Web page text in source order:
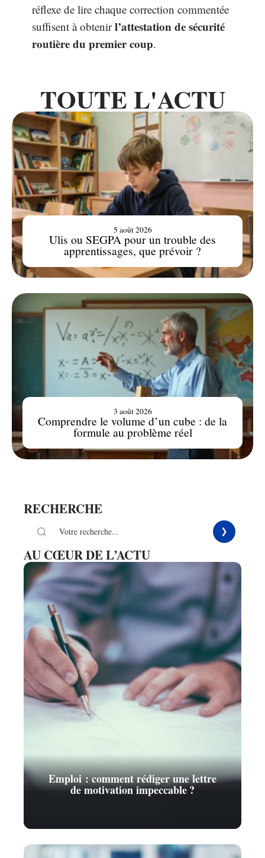
réflexe de lire chaque correction commentée
suffisent à obtenirl’attestation de sécurité
routière du premier coup.
TOUTE L'ACTU
Ulis ou SEGPA pour un trouble des
apprentissages, que prévoir ?
5 août 2026
Comprendre le volume d’un cube : de la
formule au problème réel
3 août 2026
RECHERCHE
AU CŒUR DE L’ACTU
Emploi : comment rédiger une lettre
de motivation impeccable ?